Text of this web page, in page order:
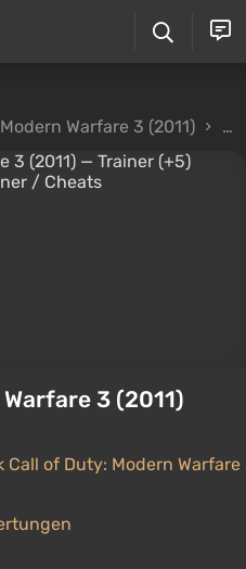
Warfare 3 (2011)
3 (2011)
Call of Duty: Modern Warfare